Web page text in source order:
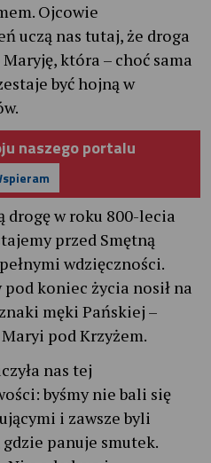
Ojcowie
uczą nas tutaj, że droga
która – choć sama
być hojną w
naszego portalu
drogę w roku 800-lecia
przed Smętną
wdzięczności.
koniec życia nosił na
męki Pańskiej –
pod Krzyżem.
nas tej
byśmy nie bali się
i zawsze byli
panuje smutek.